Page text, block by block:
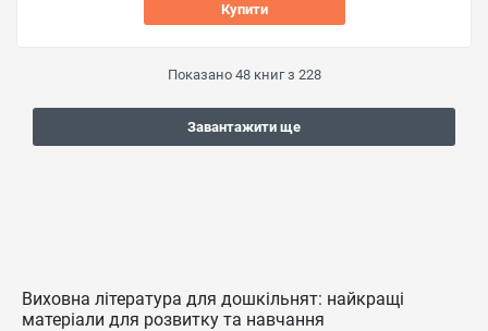
Купити
Показано 48книг з 228
Завантажити ще
Виховна література для дошкільнят: найкращі
матеріали для розвитку та навчання